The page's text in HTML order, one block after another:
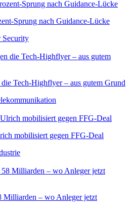
Sprung nach Guidance-Lücke
Security
Tech-Highflyer – aus gutem Grund
mobilisiert gegen FFG-Deal
Milliarden – wo Anleger jetzt